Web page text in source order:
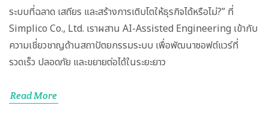
ระบบที่ฉลาด เสถียร และสร้างการเติบโตให้ธุรกิจได้หรือไม่?” ที่
Simplico Co., Ltd. เราผสาน AI-Assisted Engineering เข้ากับ
ความเชี่ยวชาญด้านสถาปัตยกรรมระบบ เพื่อพัฒนาซอฟต์แวร์ที่
รวดเร็ว ปลอดภัย และขยายต่อได้ในระยะยาว
Read More